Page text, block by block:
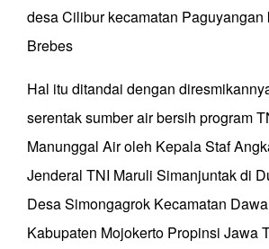
desa Cilibur kecamatan Paguyangan
Brebes
Hal itu ditandai dengan
serentak sumber air bersih program
Manunggal Air oleh Kepala Staf
Jenderal TNI Maruli Simanjuntak di
Desa Simongagrok Kecamatan
Kabupaten Mojokerto Propinsi Jawa